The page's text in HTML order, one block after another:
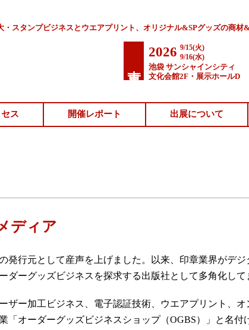
・スタンプビジネスとウエアプリント、オリジナル&SPグッズの商材
2026 9/15(火)
9/16(水)
池袋 サンシャインシティ
文化会館2F・展示ホールD
ス 開催レポート 出展について
ディア
発行元として産声を上げました。以来、印章業界がデ
ーグッズビジネスを探求する出版社として多角化して
ザー加工ビジネス、電子認証技術、ウエアプリント、
「オーダーグッズビジネスショップ（OGBS）」と名付